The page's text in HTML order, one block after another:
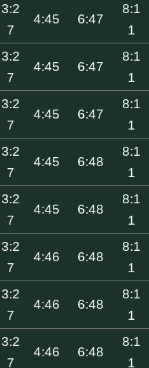
3:2
7
4:45 6:47
8:1
1
3:2
7
4:45 6:47
8:1
1
3:2
7
4:45 6:47
8:1
1
3:2
7
4:45 6:48
8:1
1
3:2
7
4:45 6:48
8:1
1
3:2
7
4:46 6:48
8:1
1
3:2
7
4:46 6:48
8:1
1
3:2
7
4:46 6:48
8:1
1